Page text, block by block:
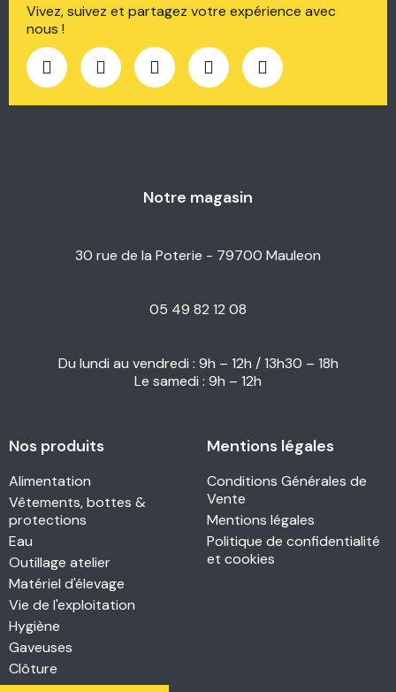
Vivez, suivez et partagez votre expérience avec
nous !
Notre magasin
30 rue de la Poterie - 79700 Mauleon
05 49 82 12 08
Du lundi au vendredi : 9h – 12h / 13h30 – 18h
Le samedi : 9h – 12h
Nos produits
Alimentation
Vêtements, bottes &
protections
Eau
Outillage atelier
Matériel d'élevage
Vie de l'exploitation
Hygiène
Gaveuses
Clôture
Mentions légales
Conditions Générales de
Vente
Mentions légales
Politique de confidentialité
et cookies